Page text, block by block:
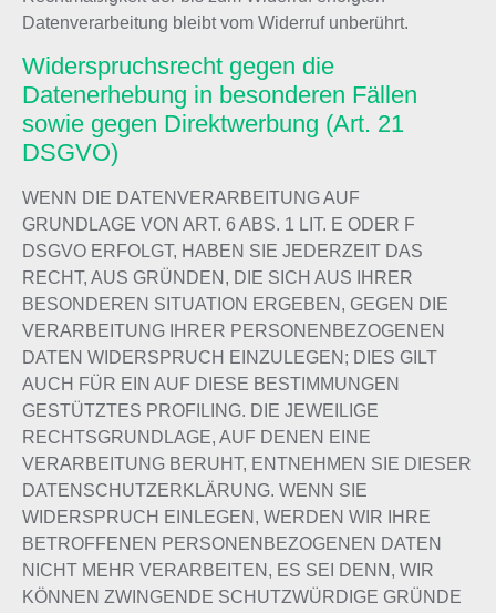
Datenverarbeitung bleibt vom Widerruf unberührt.
Widerspruchsrecht gegen die
Datenerhebung in besonderen Fällen
sowie gegen Direktwerbung (Art. 21
DSGVO)
WENN DIE DATENVERARBEITUNG AUF
GRUNDLAGE VON ART. 6 ABS. 1 LIT. E ODER F
DSGVO ERFOLGT, HABEN SIE JEDERZEIT DAS
RECHT, AUS GRÜNDEN, DIE SICH AUS IHRER
BESONDEREN SITUATION ERGEBEN, GEGEN DIE
VERARBEITUNG IHRER PERSONENBEZOGENEN
DATEN WIDERSPRUCH EINZULEGEN; DIES GILT
AUCH FÜR EIN AUF DIESE BESTIMMUNGEN
GESTÜTZTES PROFILING. DIE JEWEILIGE
RECHTSGRUNDLAGE, AUF DENEN EINE
VERARBEITUNG BERUHT, ENTNEHMEN SIE DIESER
DATENSCHUTZERKLÄRUNG. WENN SIE
WIDERSPRUCH EINLEGEN, WERDEN WIR IHRE
BETROFFENEN PERSONENBEZOGENEN DATEN
NICHT MEHR VERARBEITEN, ES SEI DENN, WIR
KÖNNEN ZWINGENDE SCHUTZWÜRDIGE GRÜNDE